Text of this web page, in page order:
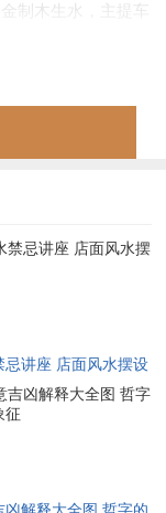
制木生水，主提车
未月土旺，然子未
时并避开冲煞，则
算中甲子与丙午天
为润下之源，若命
宜。吉时在巳时与
忌土，则须谨慎。
含人际关系紧张，
忌讲座 店面风水摆设
凶解释大全图 哲字的